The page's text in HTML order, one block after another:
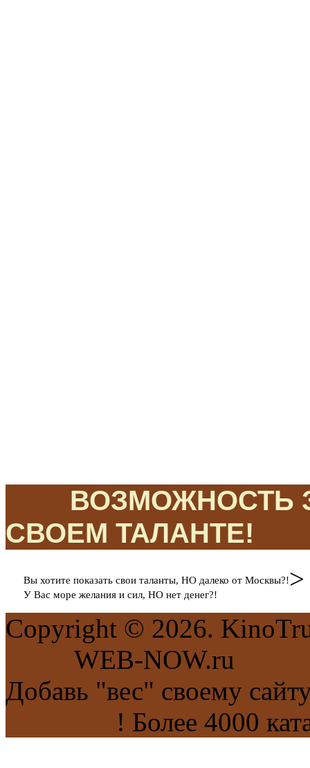
ВОЗМОЖНОСТЬ
СВОЕМ ТАЛАНТЕ!
Вы хотите показать свои таланты, НО далеко от Москвы?!
У Вас море желания и сил, НО нет денег?!
>
Copyright © 2026.
WEB-NOW.ru
Добавь "вес" своему
! Более 4000